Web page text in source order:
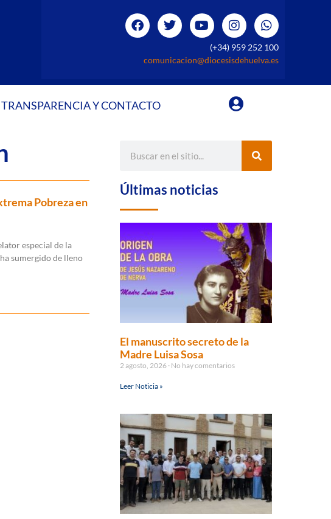
(+34) 959 252 100
comunicacion@diocesisdehuelva.es
TRANSPARENCIA Y CONTACTO
Pobreza en
especial de la
sumergido de lleno
Últimas noticias
El manuscrito secreto de la
Madre Luisa Sosa
2 agosto, 2026 No hay comentarios
Leer Noticia »